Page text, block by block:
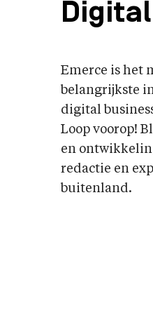
Emerce is het
belangrijkste
digital
Loop voorop!
en
redactie en
buitenland.